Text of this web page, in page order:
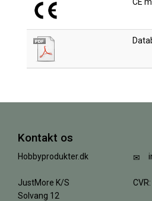
Kontakt os
Hobbyprodukter.dk
JustMore K/S
Solvang 12